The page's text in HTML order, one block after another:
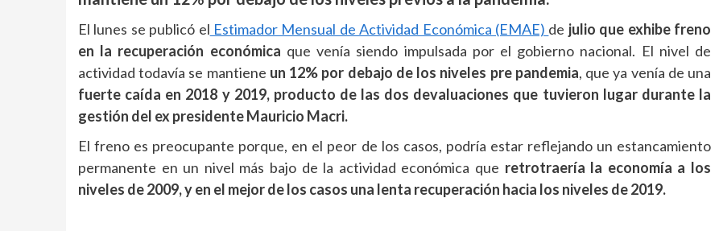
El lunes se publicó el Estimador Mensual de Actividad Económica (EMAE) de julio que exhibe freno
en la recuperación económica que venía siendo impulsada por el gobierno nacional. El nivel de
actividad todavía se mantiene un 12% por debajo de los niveles pre pandemia, que ya venía de una
fuerte caída en 2018 y 2019, producto de las dos devaluaciones que tuvieron lugar durante la
gestión del ex presidente Mauricio Macri.
El freno es preocupante porque, en el peor de los casos, podría estar reflejando un estancamiento
permanente en un nivel más bajo de la actividad económica que retrotraería la economía a los
niveles de 2009, y en el mejor de los casos una lenta recuperación hacia los niveles de 2019.